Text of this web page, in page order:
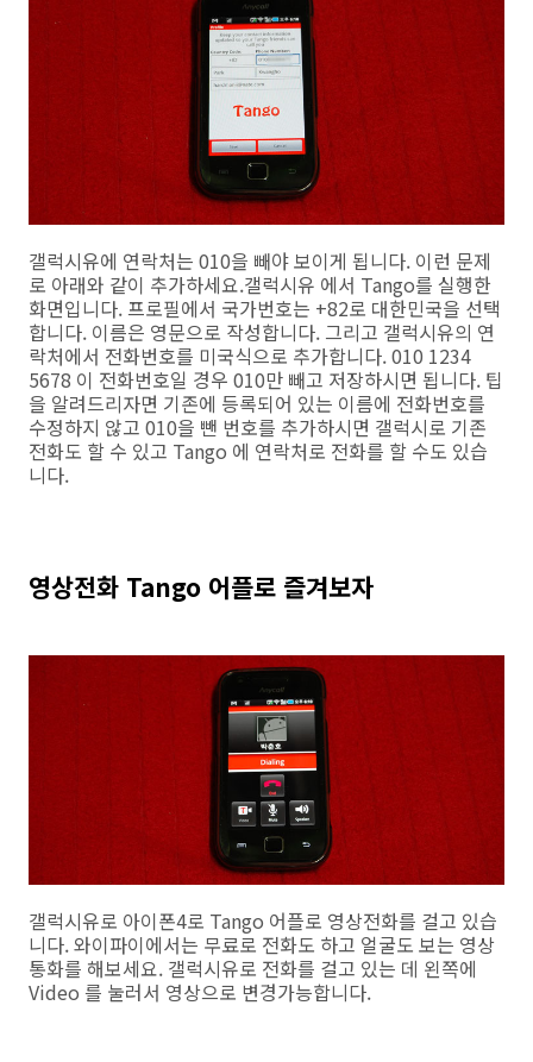
갤럭시유에 연락처는 010을 빼야 보이게 됩니다. 이런 문제
로 아래와 같이 추가하세요.갤럭시유 에서 Tango를 실행한
화면입니다. 프로필에서 국가번호는 +82로 대한민국을 선택
합니다. 이름은 영문으로 작성합니다. 그리고 갤럭시유의 연
락처에서 전화번호를 미국식으로 추가합니다. 010 1234
5678 이 전화번호일 경우 010만 빼고 저장하시면 됩니다. 팁
을 알려드리자면 기존에 등록되어 있는 이름에 전화번호를
수정하지 않고 010을 뺀 번호를 추가하시면 갤럭시로 기존
전화도 할 수 있고 Tango 에 연락처로 전화를 할 수도 있습
니다.
영상전화 Tango 어플로 즐겨보자
갤럭시유로 아이폰4로 Tango 어플로 영상전화를 걸고 있습
니다. 와이파이에서는 무료로 전화도 하고 얼굴도 보는 영상
통화를 해보세요. 갤럭시유로 전화를 걸고 있는 데 왼쪽에
Video 를 눌러서 영상으로 변경가능합니다.